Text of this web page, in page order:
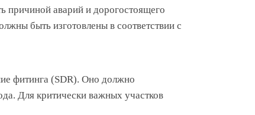
причиной аварий и дорогостоящего
быть изготовлены в соответствии с
фитинга (SDR). Оно должно
Для критически важных участков